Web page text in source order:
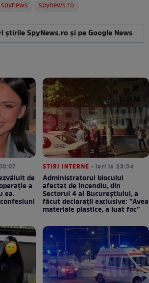
spynews spynews.ro
știrile SpyNews.ro și pe Google News
de
a
ea.
STIRI INTERNE • ieri la 23:54
Administratorul blocului
afectat de incendiu, din
Sectorul 4 al Bucureștiului, a
făcut declarații exclusive: ”Avea
materiale plastice, a luat foc”